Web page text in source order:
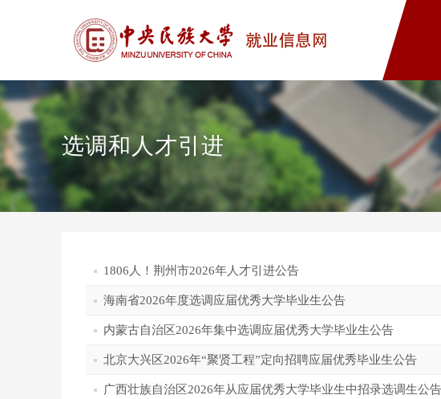
选调和人才引进
1806人！荆州市2026年人才引进公告
海南省2026年度选调应届优秀大学毕业生公告
内蒙古自治区2026年集中选调应届优秀大学毕业生公告
北京大兴区2026年“聚贤工程”定向招聘应届优秀毕业生公告
广西壮族自治区2026年从应届优秀大学毕业生中招录选调生公告